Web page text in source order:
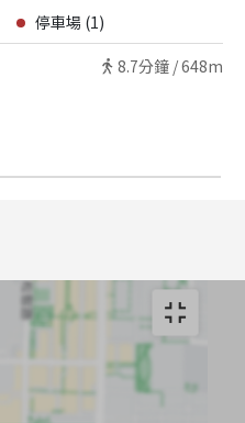
停車場 (1)
8.7分鐘 /648m